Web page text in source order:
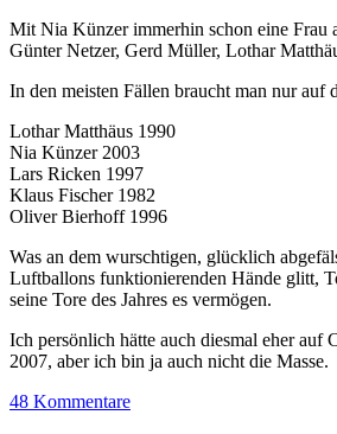
Mit Nia Künzer immerhin schon eine Frau
Günter Netzer, Gerd Müller, Lothar
In den meisten Fällen braucht man nur auf
Lothar Matthäus 1990
Nia Künzer 2003
Lars Ricken 1997
Klaus Fischer 1982
Oliver Bierhoff 1996
Was an dem wurschtigen, glücklich
Luftballons funktionierenden Hände glitt,
seine Tore des Jahres es vermögen.
Ich persönlich hätte auch diesmal eher auf
2007, aber ich bin ja auch nicht die Masse.
48 Kommentare